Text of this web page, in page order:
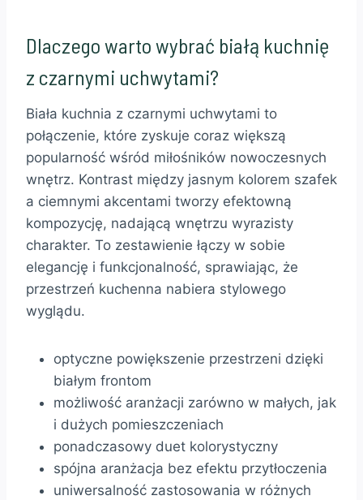
Dlaczego warto wybrać białą kuchnię
z czarnymi uchwytami?
Biała kuchnia z czarnymi uchwytami to
połączenie, które zyskuje coraz większą
popularność wśród miłośników nowoczesnych
wnętrz. Kontrast między jasnym kolorem szafek
a ciemnymi akcentami tworzy efektowną
kompozycję, nadającą wnętrzu wyrazisty
charakter. To zestawienie łączy w sobie
elegancję i funkcjonalność, sprawiając, że
przestrzeń kuchenna nabiera stylowego
wyglądu.
optyczne powiększenie przestrzeni dzięki
białym frontom
możliwość aranżacji zarówno w małych, jak
i dużych pomieszczeniach
ponadczasowy duet kolorystyczny
spójna aranżacja bez efektu przytłoczenia
uniwersalność zastosowania w różnych